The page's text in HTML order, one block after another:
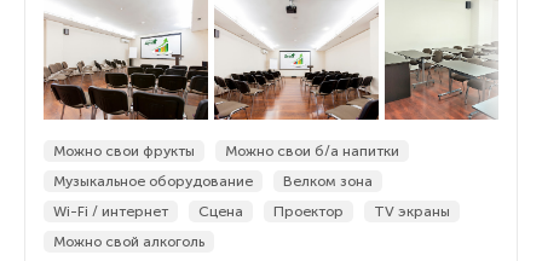
Можно свои фрукты
Можно свои б/а напитки
Музыкальное оборудование
Велком зона
Wi-Fi / интернет
Сцена Проектор
TV экраны
Можно свой алкоголь